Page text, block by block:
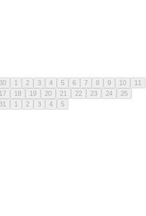
30 1 2 3 4 5 6 7 8 9 10
11
17 18 19 20 21 22 23 24
25
31 1 2 3 4 5